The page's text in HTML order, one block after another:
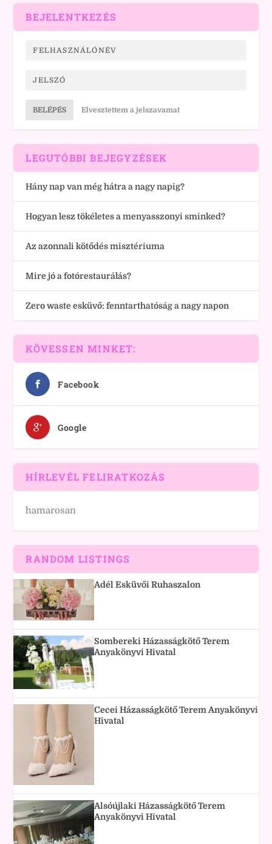
BEJELENTKEZÉS
BELÉPÉS Elvesztettem a jelszavamat
LEGUTÓBBI BEJEGYZÉSEK
Hány nap van még hátra a nagy napig?
Hogyan lesz tökéletes a menyasszonyi sminked?
Az azonnali kötődés misztériuma
Mire jó a fotórestaurálás?
Zero waste esküvő: fenntarthatóság a nagy napon
KÖVESSEN MINKET:
Facebook
Google
HÍRLEVÉL FELIRATKOZÁS
hamarosan
RANDOM LISTINGS
Adél Esküvői Ruhaszalon
Sombereki Házasságkötő Terem
Anyakönyvi Hivatal
Cecei Házasságkötő Terem Anyakönyvi
Hivatal
Alsóújlaki Házasságkötő Terem
Anyakönyvi Hivatal